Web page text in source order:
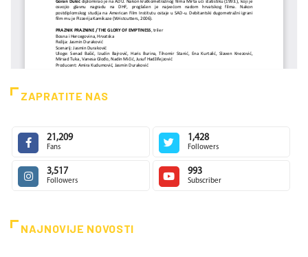
ZAPRATITE NAS
21,209
Fans
1,428
Followers
3,517
Followers
993
Subscriber
NAJNOVIJE NOVOSTI